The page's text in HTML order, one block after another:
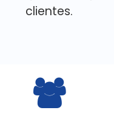
clientes.